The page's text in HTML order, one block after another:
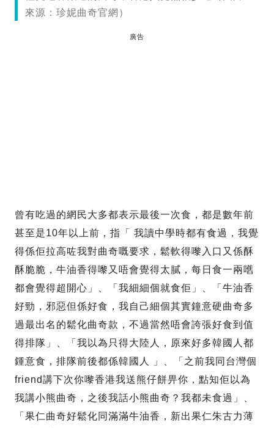
來源：珍妮曲奇官網）
廣告
曾有吃過的網民大多都表示最後一次食，都是數年前
甚至是10年以上前，指「 我讀中學時都有食過，我覺
得係佢拉高咗我對曲奇嘅要求，鬆軟得嚟入口又係酥
酥脆脆，牛油香得嚟又唔會覺得太膩，每日食一兩嚿
都會覺得超開心」、「我細細個就食佢」、「牛油香
好勁，邪惡但係好食，我自己細個其實鐘意硬曲奇多
過最出名的鬆化曲奇款，不過當然唔會誇張好食到值
得排隊」、「我以為只得大陸人，原來好多韓國人都
鍾意食，排隊前後都係韓國人 」、「之前我同台灣個
friend講下次你嚟香港我送熊仔餅畀你，點知佢以為
我講小熊曲奇，之後我話小熊曲奇？我都未食過」、
「果仁曲奇好鬆化同滿滿牛油香，新出果仁朱古力薄